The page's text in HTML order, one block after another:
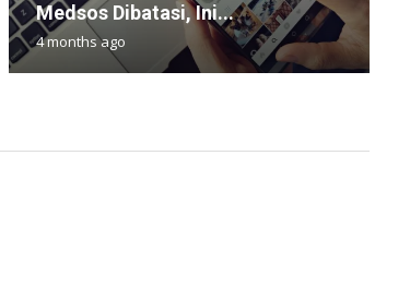
Medsos Dibatasi, Ini...
4 months ago